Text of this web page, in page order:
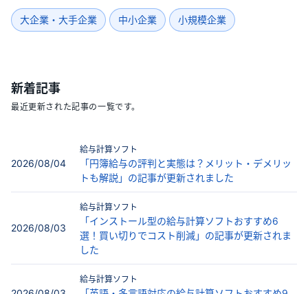
大企業・大手企業 中小企業 小規模企業
新着記事
最近更新された記事の一覧です。
2026/08/04
給与計算ソフト
「円簿給与の評判と実態は？メリット・デメリッ
トも解説」の記事が更新されました
2026/08/03
給与計算ソフト
「インストール型の給与計算ソフトおすすめ6
選！買い切りでコスト削減」の記事が更新されま
した
給与計算ソフト